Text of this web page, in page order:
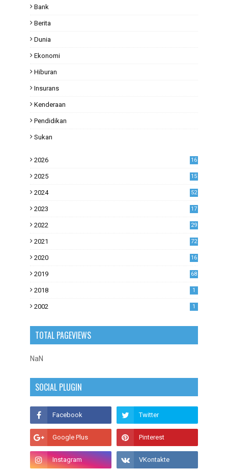
Bank
Berita
Dunia
Ekonomi
Hiburan
Insurans
Kenderaan
Pendidikan
Sukan
2026 16
2025 15
2024 52
2023
17
2022
29
2021
72
2020
16
2019
68
2018 1
2002 1
TOTAL PAGEVIEWS
NaN
SOCIAL PLUGIN